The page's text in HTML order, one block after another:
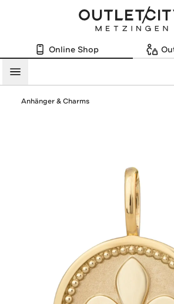
Online Shop
Menü
Anhänger & Charms